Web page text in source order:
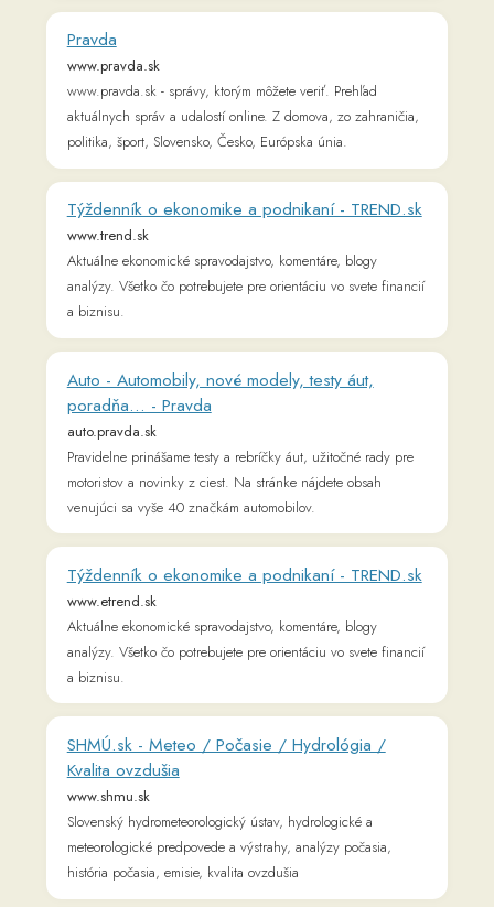
Aktuálne ekonomické spravodajstvo, komentáre, blogy
analýzy. Všetko čo potrebujete pre orientáciu vo svete financií
SHMÚ.sk - Meteo / Počasie / Hydrológia /
Kvalita ovzdušia
Slovenský hydrometeorologický ústav, hydrologické a
meteorologické predpovede a výstrahy, analýzy počasia,
história počasia, emisie, kvalita ovzdušia
Športové spravodajstvo - správy, aktuality,
výsledky | SPORTNET
Herná zóna | Živé.sk
hernazona.aktuality.sk
Prečítajte si technologické správy z portálu Živé.sk v kategórii
Herná zóna.
Martinus - Najväčšie internetové kníhkupectvo |
Martinus
Milujeme knihy rovnako ako vy. Viac ako 300 000 titulov zo
všetkých oblastí, rýchla expedícia, ľudský zákaznícky servis,
výhodné ceny a vždy bezpečný nákup.
Lingea slovníky | Lingea
slovniky.lingea.sk
témy a jazykové hry zdarma.
PROFESIA.SK | Práca, zamestnanie, ponuka
práce, brigády, voľné pracovné miesta
www.profesia.sk
Práca, zamestnanie, kariéra, brigády a nové pracovné
príležitosti. Ponuka práce doma a v zahraničí. Aktuálne